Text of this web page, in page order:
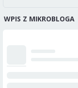
WPIS Z MIKROBLOGA